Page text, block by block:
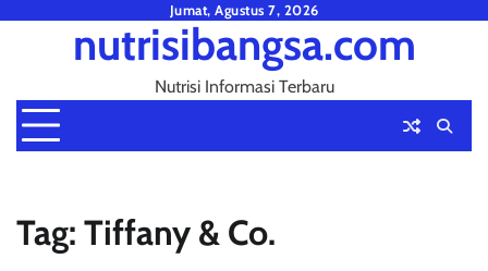
Jumat, Agustus 7, 2026
nutrisibangsa.com
Nutrisi Informasi Terbaru
Tag: Tiffany & Co.